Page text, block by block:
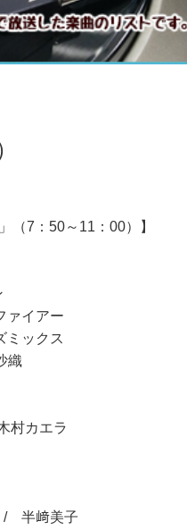
（7：50～11：00）】
アー
ックス
織
カエラ
/ 半﨑美子